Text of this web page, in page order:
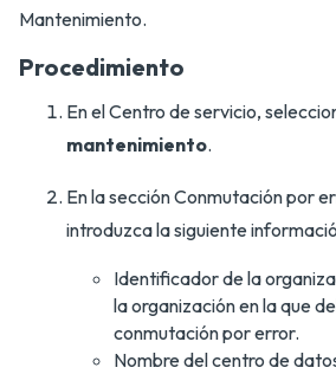
Mantenimiento.
Procedimiento
En el Centro de servicio,
mantenimiento.
En la sección Conmutación por
introduzca la siguiente
Identificador de la
la organización en la que
conmutación por error.
Nombre del centro de